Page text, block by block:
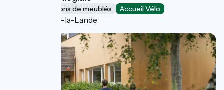
Gîtes et locations de meublés Accueil Vélo
Saint-Marc-la-Lande